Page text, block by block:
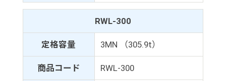
RWL-300
定格容量 3MN （305.9t）
商品コード RWL-300